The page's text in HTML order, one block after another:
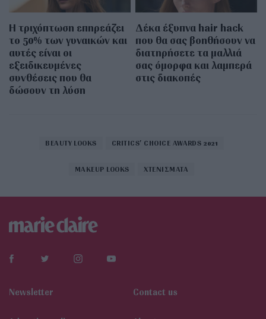
Η τριχόπτωση επηρεάζει
το 50% των γυναικών και
αυτές είναι οι
εξειδικευμένες
συνθέσεις που θα
δώσουν τη λύση
Δέκα έξυπνα hair hack
που θα σας βοηθήσουν να
διατηρήσετε τα μαλλιά
σας όμορφα και λαμπερά
στις διακοπές
BEAUTY LOOKS CRITICS’ CHOICE AWARDS 2021
MAKEUP LOOKS ΧΤΕΝΙΣΜΑΤΑ
Newsletter Contact us